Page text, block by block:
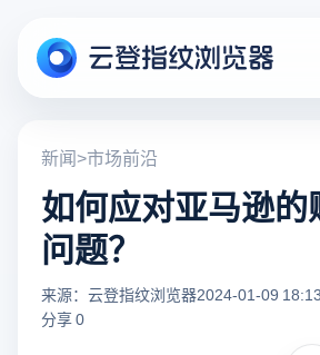
新闻>市场前沿
如何应对亚马逊
问题？
来源：云登指纹浏览器2024-01-09
分享 0